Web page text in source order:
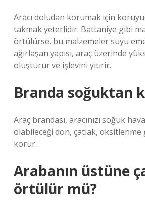
Aracı doludan korumak için
takmak yeterlidir. Battaniye gibi
örtülürse, bu malzemeler suyu
ağırlaşan yapısı, araç üzerinde
oluşturur ve işlevini yitirir.
Branda soğuktan
Araç brandası, aracınızı soğuk
olabileceği don, çatlak,
korur.
Arabanın üstüne
örtülür mü?